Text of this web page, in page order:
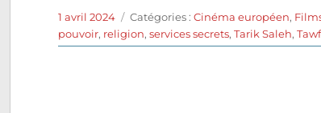
Publié
le
1 avril 2024 Catégories
Catégories :Cinéma européen,
pouvoir, religion,services secrets,Tarik Saleh,